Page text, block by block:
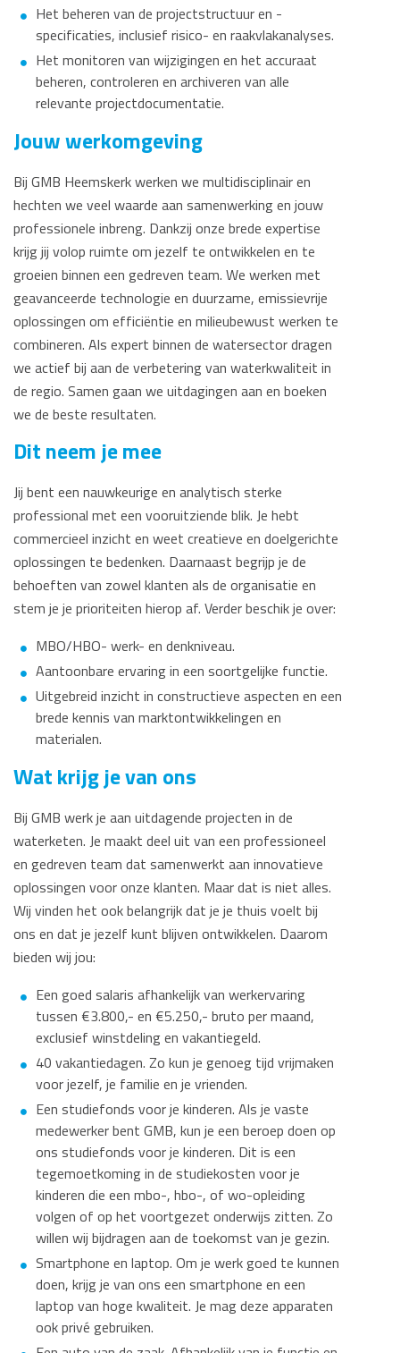
Het beheren van de projectstructuur en -
specificaties, inclusief risico- en raakvlakanalyses.
Het monitoren van wijzigingen en het accuraat
beheren, controleren en archiveren van alle
relevante projectdocumentatie.
Jouw werkomgeving
Bij GMB Heemskerk werken we multidisciplinair en
hechten we veel waarde aan samenwerking en jouw
professionele inbreng. Dankzij onze brede expertise
krijg jij volop ruimte om jezelf te ontwikkelen en te
groeien binnen een gedreven team. We werken met
geavanceerde technologie en duurzame, emissievrije
oplossingen om efficiëntie en milieubewust werken te
combineren. Als expert binnen de watersector dragen
we actief bij aan de verbetering van waterkwaliteit in
de regio. Samen gaan we uitdagingen aan en boeken
we de beste resultaten.
Dit neem je mee
Jij bent een nauwkeurige en analytisch sterke
professional met een vooruitziende blik. Je hebt
commercieel inzicht en weet creatieve en doelgerichte
oplossingen te bedenken. Daarnaast begrijp je de
behoeften van zowel klanten als de organisatie en
stem je je prioriteiten hierop af. Verder beschik je over:
MBO/HBO- werk- en denkniveau.
Aantoonbare ervaring in een soortgelijke functie.
Uitgebreid inzicht in constructieve aspecten en een
brede kennis van marktontwikkelingen en
materialen.
Wat krijg je van ons
Bij GMB werk je aan uitdagende projecten in de
waterketen. Je maakt deel uit van een professioneel
en gedreven team dat samenwerkt aan innovatieve
oplossingen voor onze klanten. Maar dat is niet alles.
Wij vinden het ook belangrijk dat je je thuis voelt bij
ons en dat je jezelf kunt blijven ontwikkelen. Daarom
bieden wij jou:
Een goed salaris afhankelijk van werkervaring
tussen €3.800,- en €5.250,- bruto per maand,
exclusief winstdeling en vakantiegeld.
40 vakantiedagen. Zo kun je genoeg tijd vrijmaken
voor jezelf, je familie en je vrienden.
Een studiefonds voor je kinderen. Als je vaste
medewerker bent GMB, kun je een beroep doen op
ons studiefonds voor je kinderen. Dit is een
tegemoetkoming in de studiekosten voor je
kinderen die een mbo-, hbo-, of wo-opleiding
volgen of op het voortgezet onderwijs zitten. Zo
willen wij bijdragen aan de toekomst van je gezin.
Smartphone en laptop. Om je werk goed te kunnen
doen, krijg je van ons een smartphone en een
laptop van hoge kwaliteit. Je mag deze apparaten
ook privé gebruiken.